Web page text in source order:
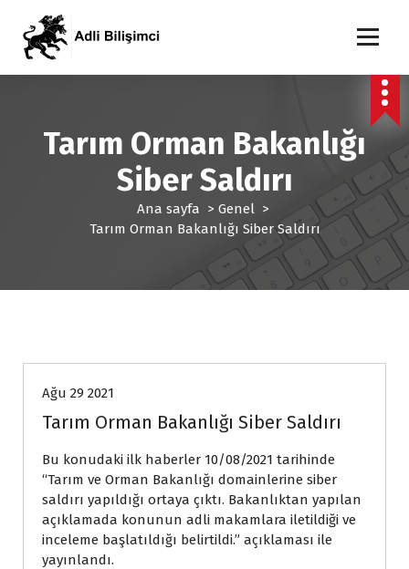
Tarım Orman Bakanlığı
Siber Saldırı
Ana sayfa > Genel>
Tarım Orman Bakanlığı Siber Saldırı
Ağu 29 2021
Tarım Orman Bakanlığı Siber Saldırı
Bu konudaki ilk haberler 10/08/2021 tarihinde
“Tarım ve Orman Bakanlığı domainlerine siber
saldırı yapıldığı ortaya çıktı. Bakanlıktan yapılan
açıklamada konunun adli makamlara iletildiği ve
inceleme başlatıldığı belirtildi.” açıklaması ile
yayınlandı.